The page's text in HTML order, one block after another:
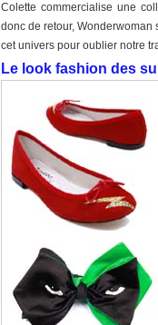
Colette commercialise une
donc de retour,
cet univers pour oublier notre
Le look fashion des